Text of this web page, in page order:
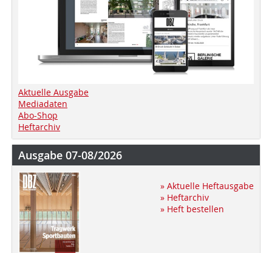
Aktuelle Ausgabe
Mediadaten
Abo-Shop
Heftarchiv
Ausgabe 07-08/2026
» Aktuelle Heftausgabe
» Heftarchiv
» Heft bestellen